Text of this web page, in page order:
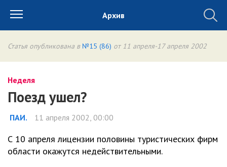
Архив
Статья опубликована в №15 (86) от 11 апреля-17 апреля 2002
Неделя
Поезд ушел?
ПАИ. 11 апреля 2002, 00:00
С 10 апреля лицензии половины туристических фирм
области окажутся недействительными.